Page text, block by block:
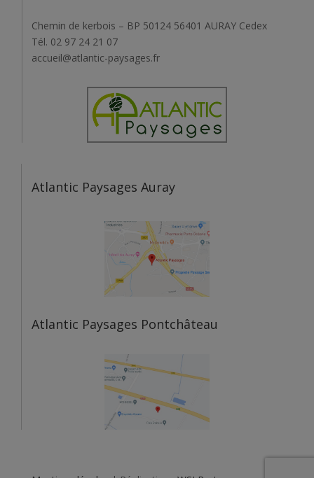
Chemin de kerbois – BP 50124 56401 AURAY Cedex
Tél. 02 97 24 21 07
accueil@atlantic-paysages.fr
Atlantic Paysages Auray
Atlantic Paysages Pontchâteau